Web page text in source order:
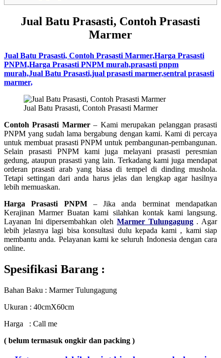
Jual Batu Prasasti, Contoh Prasasti
Marmer
Jual Batu Prasasti, Contoh Prasasti Marmer,Harga Prasasti
PNPM,Harga Prasasti PNPM murah,prasasti pnpm
murah,Jual Batu Prasasti,jual prasasti marmer,sentral prasasti
marmer,
Jual Batu Prasasti, Contoh Prasasti Marmer
Contoh Prasasti Marmer– Kami merupakan pelanggan prasasti
PNPM yang sudah lama bergabung dengan kami. Kami di percaya
untuk membuat prasasti PNPM untuk pembangunan-pembangunan.
Selain prasasti PNPM kami juga melayani prasasti peresmian
gedung, ataupun prasasti yang lain. Terkadang kami juga mendapat
orderan prasasti arab yang biasa di tempel di dinding mushola.
Tetapi settingan dari anda harus jelas dan lengkap agar hasilnya
lebih memuaskan.
Harga Prasasti PNPM– Jika anda berminat mendapatkan
Kerajinan Marmer Buatan kami silahkan kontak kami langsung.
Layanan Ini dipersembahkan oleh Marmer Tulungagung . Agar
lebih jelasnya lagi bisa konsultasi dulu kepada kami , kami siap
membantu anda. Pelayanan kami ke seluruh Indonesia dengan cara
online.
Spesifikasi Barang :
Bahan Baku : Marmer Tulungagung
Ukuran : 40cmX60cm
Harga : Call me
( belum termasuk ongkir dan packing )